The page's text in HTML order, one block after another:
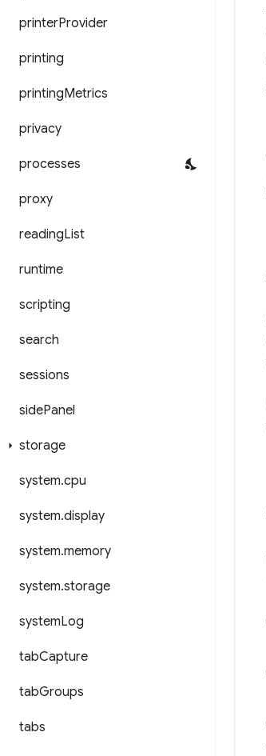
printerProvider
printing
printingMetrics
privacy
processes
proxy
readingList
runtime
scripting
search
sessions
sidePanel
storage
system.cpu
system.display
system.memory
system.storage
systemLog
tabCapture
tabGroups
tabs